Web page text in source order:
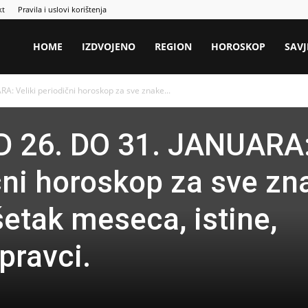
Pravila i uslovi korištenja
HOME IZDVOJENO REGION HOROSKOP
Veliki periodični horoskop za sve znake...
26. DO 31.
horoskop za sve
meseca, istine,